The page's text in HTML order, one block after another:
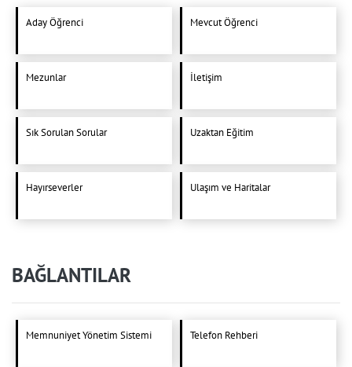
Aday Öğrenci Mevcut Öğrenci
Mezunlar İletişim
Sık Sorulan Sorular Uzaktan Eğitim
Hayırseverler Ulaşım ve Haritalar
BAĞLANTILAR
Memnuniyet Yönetim Sistemi Telefon Rehberi